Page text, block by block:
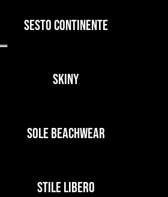
SESTO CONTINENTE
SKINY
SOLE BEACHWEAR
STILE LIBERO